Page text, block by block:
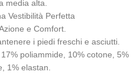
media alta.
Vestibilità Perfetta
e Comfort.
i piedi freschi e asciutti.
poliammide, 10% cotone, 5%
1% elastan.